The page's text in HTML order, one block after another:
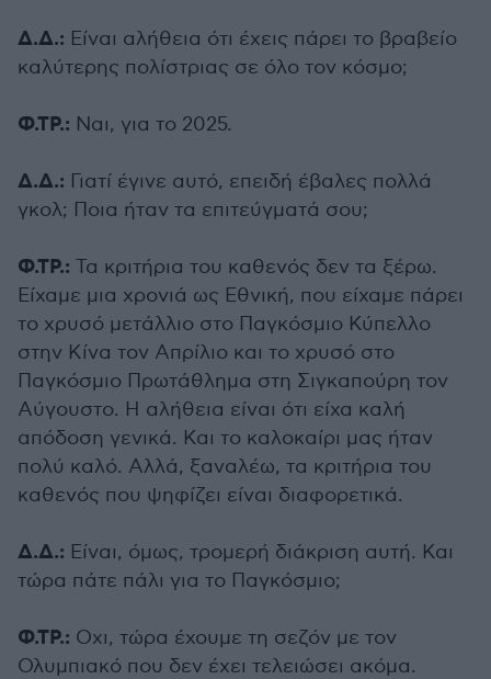
Δ.Δ.: Είναι αλήθεια ότι έχεις πάρει το βραβείο
καλύτερης πολίστριας σε όλο τον κόσμο;
Φ.ΤΡ.: Ναι, για το 2025.
Δ.Δ.: Γιατί έγινε αυτό, επειδή έβαλες πολλά
γκολ; Ποια ήταν τα επιτεύγματά σου;
Φ.ΤΡ.: Τα κριτήρια του καθενός δεν τα ξέρω.
Είχαμε μια χρονιά ως Εθνική, που είχαμε πάρει
το χρυσό μετάλλιο στο Παγκόσμιο Κύπελλο
στην Κίνα τον Απρίλιο και το χρυσό στο
Παγκόσμιο Πρωτάθλημα στη Σιγκαπούρη τον
Αύγουστο. Η αλήθεια είναι ότι είχα καλή
απόδοση γενικά. Και το καλοκαίρι μας ήταν
πολύ καλό. Αλλά, ξαναλέω, τα κριτήρια του
καθενός που ψηφίζει είναι διαφορετικά.
Δ.Δ.: Είναι, όμως, τρομερή διάκριση αυτή. Και
τώρα πάτε πάλι για το Παγκόσμιο;
Φ.ΤΡ.: Οχι, τώρα έχουμε τη σεζόν με τον
Ολυμπιακό που δεν έχει τελειώσει ακόμα.